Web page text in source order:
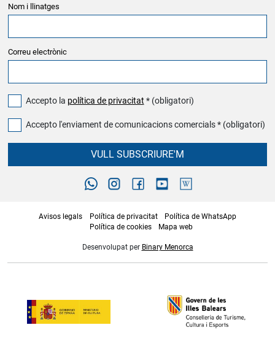
Nom i llinatges
Correu electrònic
Accepto la política de privacitat * (obligatori)
Accepto l'enviament de comunicacions comercials * (obligatori)
VULL SUBSCRIURE'M
Avisos legals Política de privacitat
Política de WhatsApp
Política de cookies
Mapa web
Desenvolupat per Binary Menorca